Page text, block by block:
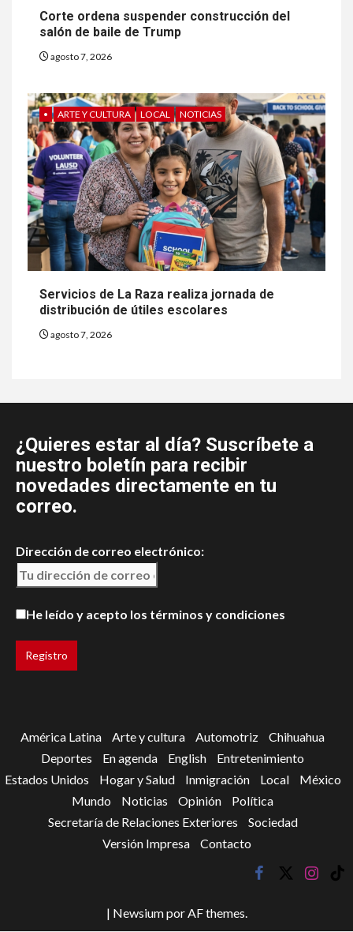
Corte ordena suspender construcción del
salón de baile de Trump
agosto 7, 2026
• ARTE Y CULTURA LOCAL NOTICIAS
Servicios de La Raza realiza jornada de
distribución de útiles escolares
agosto 7, 2026
¿Quieres estar al día? Suscríbete a
nuestro boletín para recibir
novedades directamente en tu
correo.
Dirección de correo electrónico:
He leído y acepto los términos y condiciones
América Latina Arte y cultura Automotriz
Chihuahua
Deportes
En agenda English
Entretenimiento
Estados Unidos
Hogar y Salud Inmigración Local
México
Mundo
Noticias Opinión
Política
Secretaría de Relaciones Exteriores
Sociedad
Versión Impresa
Contacto
facebook
twitter
tik
| Newsiumpor AF themes.